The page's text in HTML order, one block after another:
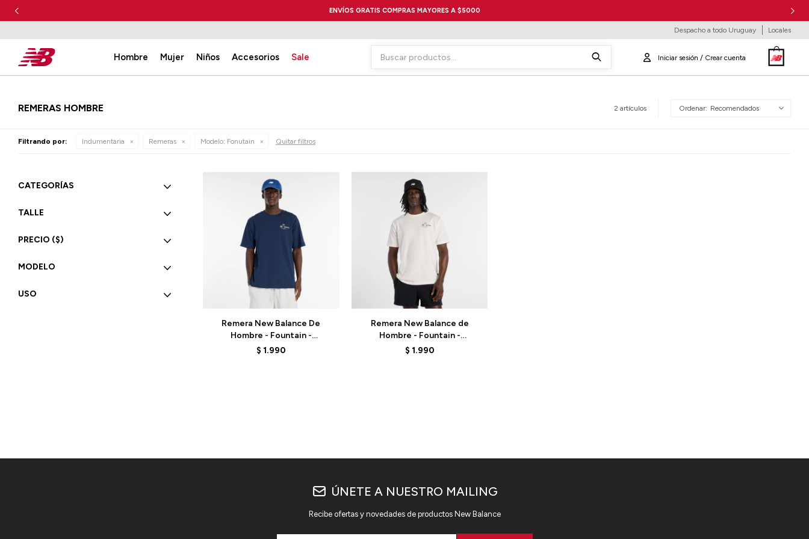
ENVÍOS GRATIS COMPRAS MAYORES A $5000
Hombre Mujer Niños Accesorios Sale
Despacho a todo Uruguay Locales
REMERAS HOMBRE 2 artículos Recomendados
Filtrando por: Indumentaria Remeras Modelo: Fonutain Quitar filtros
Remera New Balance De
Hombre - Fountain -
MT61J9ICNNY - BLUE
$ 1.990
Remera New Balance de
Hombre - Fountain -
MT61J9ICSST - CRUDO
$ 1.990
CATEGORÍAS
TALLE
PRECIO ($)
MODELO
USO
ÚNETE A NUESTRO MAILING
Recibe ofertas y novedades de productos New Balance